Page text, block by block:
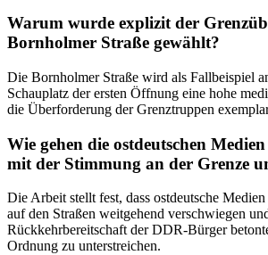
Warum wurde explizit der
Bornholmer Straße gewählt?
Die Bornholmer Straße wird als Fallbeispiel
Schauplatz der ersten Öffnung eine hohe
die Überforderung der Grenztruppen
Wie gehen die ostdeutschen
mit der Stimmung an der Grenze
Die Arbeit stellt fest, dass ostdeutsche
auf den Straßen weitgehend verschwiegen
Rückkehrbereitschaft der DDR-Bürger
Ordnung zu unterstreichen.